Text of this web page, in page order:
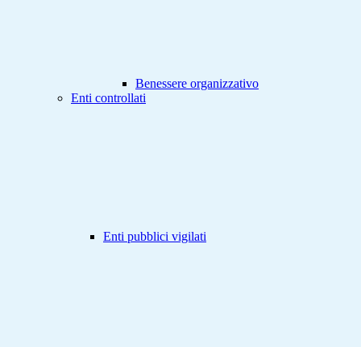
Benessere organizzativo
Enti controllati
Enti pubblici vigilati